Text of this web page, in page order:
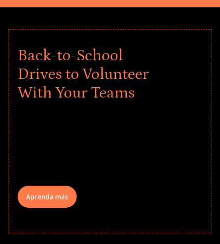
Back-to-School
Drives to Volunteer
With Your Teams
Aprenda más